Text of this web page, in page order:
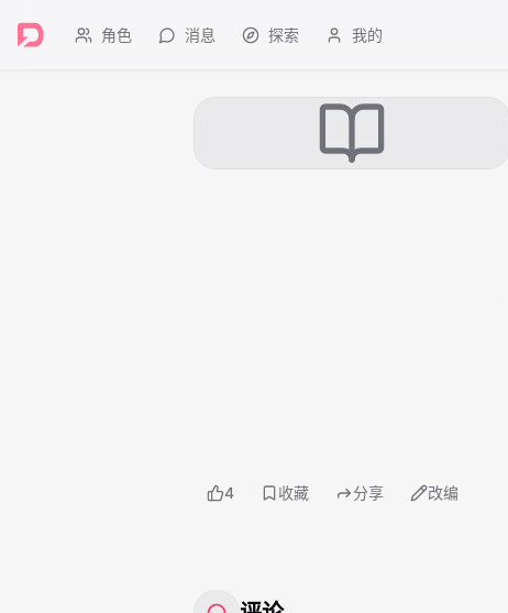
角色 消息 探索 我的
4 收藏 分享 改编